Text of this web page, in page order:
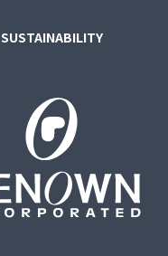
SUSTAINABILITY